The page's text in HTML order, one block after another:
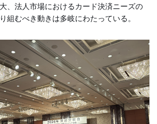
、法人市場におけるカード決済ニーズの
組むべき動きは多岐にわたっている。